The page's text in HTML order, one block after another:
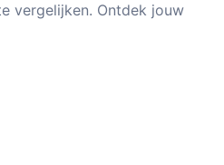
vergelijken. Ontdek jouw